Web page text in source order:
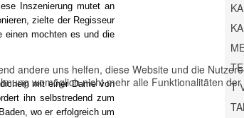
Inszenierung mutet an
zielte der Regisseur
einen mochten es und die
mit einer Dame von
ihn selbstredend zum
wo er erfolgreich um
T
andere uns helfen, diese Website und die
womöglich nicht mehr alle Funktionalitäten